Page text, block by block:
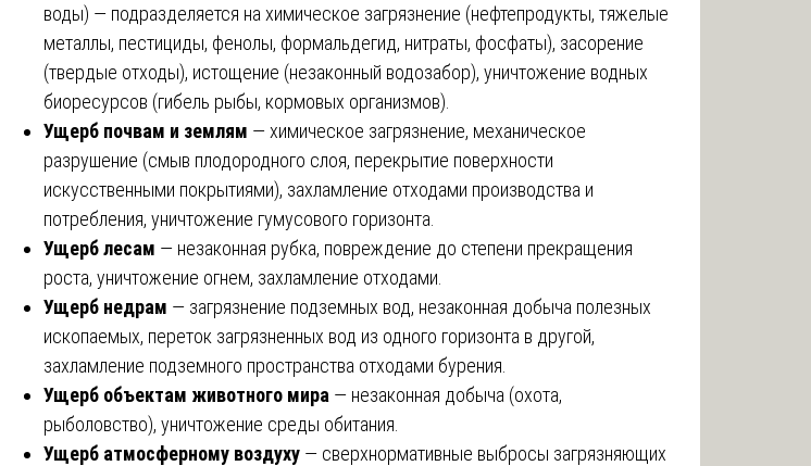
воды) — подразделяется на химическое загрязнение (нефтепродукты, тяжелые
металлы, пестициды, фенолы, формальдегид, нитраты, фосфаты), засорение
(твердые отходы), истощение (незаконный водозабор), уничтожение водных
биоресурсов (гибель рыбы, кормовых организмов).
Ущерб почвам и землям — химическое загрязнение, механическое
разрушение (смыв плодородного слоя, перекрытие поверхности
искусственными покрытиями), захламление отходами производства и
потребления, уничтожение гумусового горизонта.
Ущерб лесам — незаконная рубка, повреждение до степени прекращения
роста, уничтожение огнем, захламление отходами.
Ущерб недрам — загрязнение подземных вод, незаконная добыча полезных
ископаемых, переток загрязненных вод из одного горизонта в другой,
захламление подземного пространства отходами бурения.
Ущерб объектам животного мира — незаконная добыча (охота,
рыболовство), уничтожение среды обитания.
Ущерб атмосферному воздуху — сверхнормативные выбросы загрязняющих